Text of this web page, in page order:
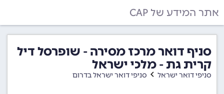
אתר המידע של CAP
סניף דואר מרכז מסירה - שופרסל דיל
קרית גת - מלכי ישראל
סניפי דואר ישראל סניפי דואר ישראל בדרום